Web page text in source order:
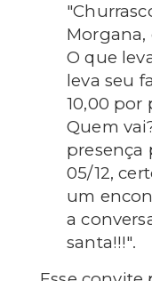
Morgana,
O que
leva seu
10,00 por
Quem
presença
05/12,
um
a
santa!!!".